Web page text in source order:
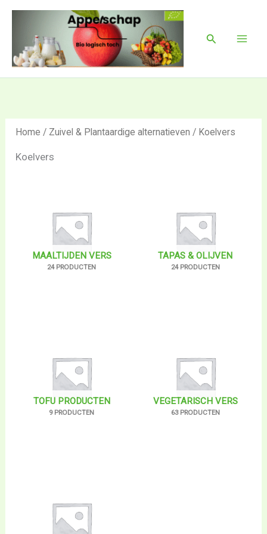
inhoud
Zoeken
Home / Zuivel & Plantaardige alternatieven / Koelvers
Koelvers
MAALTIJDEN VERS
24 PRODUCTEN
TAPAS & OLIJVEN
24 PRODUCTEN
TOFU PRODUCTEN
9 PRODUCTEN
VEGETARISCH VERS
63 PRODUCTEN